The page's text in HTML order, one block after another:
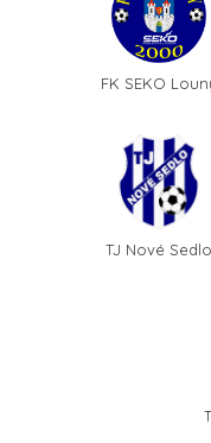
FK SEKO
TJ Nové Sedlo